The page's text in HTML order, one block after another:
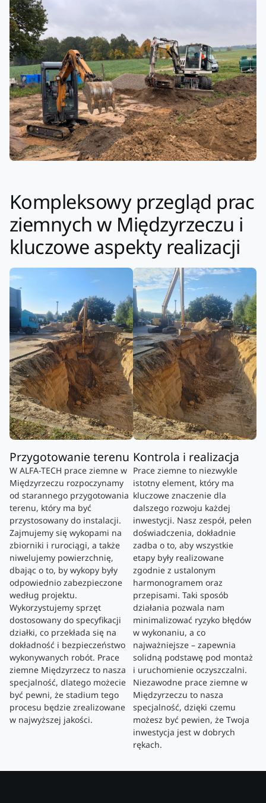
Kompleksowy przegląd prac
ziemnych w Międzyrzeczu i
kluczowe aspekty realizacji
Przygotowanie terenu
W ALFA-TECH prace ziemne w
Międzyrzeczu rozpoczynamy
od starannego przygotowania
terenu, który ma być
przystosowany do instalacji.
Zajmujemy się wykopami na
zbiorniki i rurociągi, a także
niwelujemy powierzchnię,
dbając o to, by wykopy były
odpowiednio zabezpieczone
według projektu.
Wykorzystujemy sprzęt
dostosowany do specyfikacji
działki, co przekłada się na
dokładność i bezpieczeństwo
wykonywanych robót. Prace
ziemne Międzyrzecz to nasza
specjalność, dlatego możecie
być pewni, że stadium tego
procesu będzie zrealizowane
w najwyższej jakości.
Kontrola i realizacja
Prace ziemne to niezwykle
istotny element, który ma
kluczowe znaczenie dla
dalszego rozwoju każdej
inwestycji. Nasz zespół, pełen
doświadczenia, dokładnie
zadba o to, aby wszystkie
etapy były realizowane
zgodnie z ustalonym
harmonogramem oraz
przepisami. Taki sposób
działania pozwala nam
minimalizować ryzyko błędów
w wykonaniu, a co
najważniejsze – zapewnia
solidną podstawę pod montaż
i uruchomienie oczyszczalni.
Niezawodne prace ziemne w
Międzyrzeczu to nasza
specjalność, dzięki czemu
możesz być pewien, że Twoja
inwestycja jest w dobrych
rękach.